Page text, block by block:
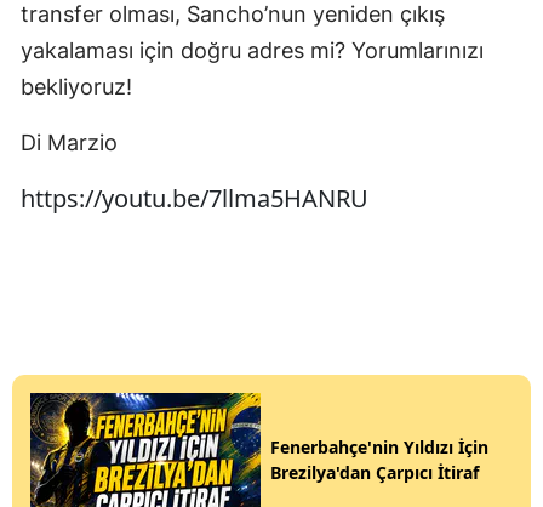
transfer olması, Sancho’nun yeniden çıkış
yakalaması için doğru adres mi? Yorumlarınızı
bekliyoruz!
Di Marzio
https://youtu.be/7llma5HANRU
Fenerbahçe'nin Yıldızı İçin
Brezilya'dan Çarpıcı İtiraf